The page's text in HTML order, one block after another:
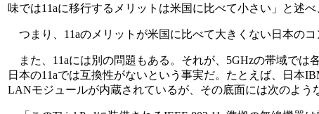
味では11aに移行するメリットは米国に比べて小さい」と述
つまり、11aのメリットが米国に比べて大きくない日本の
また、11aには別の問題もある。それが、5GHzの帯域では
日本の11aでは互換性がないという事実だ。たとえば、日本
LANモジュールが内蔵されているが、その底面には次のよう